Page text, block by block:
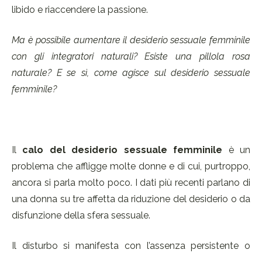
libido e riaccendere la passione.
Ma è possibile aumentare il desiderio sessuale femminile
con gli integratori naturali? Esiste una pillola rosa
naturale? E se sì, come agisce sul desiderio sessuale
femminile?
Il calo del desiderio sessuale femminile è un
problema che affligge molte donne e di cui, purtroppo,
ancora si parla molto poco. I dati più recenti parlano di
una donna su tre affetta da riduzione del desiderio o da
disfunzione della sfera sessuale.
Il disturbo si manifesta con l’assenza persistente o